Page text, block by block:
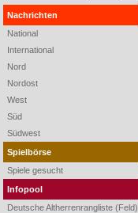
Nachrichten
National
International
Nord
Nordost
West
Süd
Südwest
Spielbörse
Spiele gesucht
Infopool
Deutsche Altherrenrangliste (Feld)